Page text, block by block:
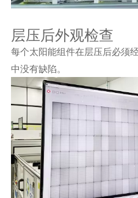
层压后外观检查
每个太阳能组件在层压后必须
中没有缺陷。